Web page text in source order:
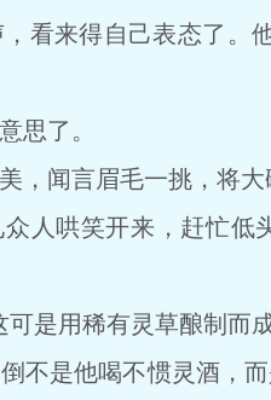
来得自己表态了。他
了。
闻言眉毛一挑，将大
哄笑开来，赶忙低头
用稀有灵草酿制而
是他喝不惯灵酒，而